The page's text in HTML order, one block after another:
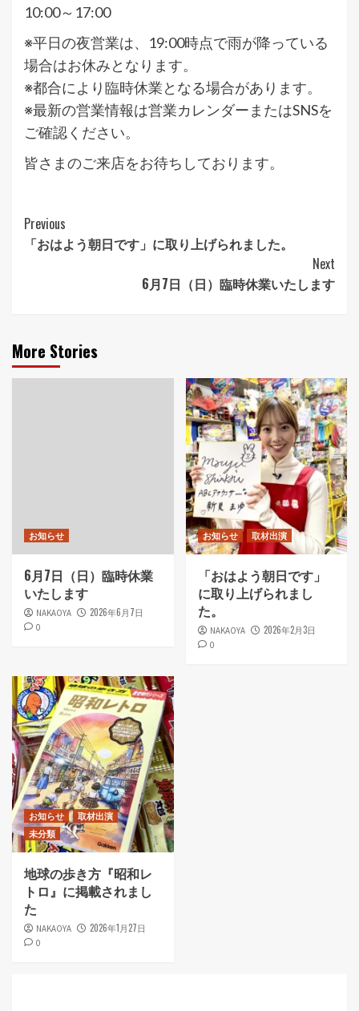
10:00～17:00
※平日の夜営業は、19:00時点で雨が降っている
場合はお休みとなります。
※都合により臨時休業となる場合があります。
※最新の営業情報は営業カレンダーまたはSNSを
ご確認ください。
皆さまのご来店をお待ちしております。
Continue
Reading
Previous
「おはよう朝日です」に取り上げられました。
Next
6月7日（日）臨時休業いたします
More Stories
お知らせ
6月7日（日）臨時休業
いたします
NAKAOYA 2026年6月7日
0
お知らせ 取材出演
「おはよう朝日です」
に取り上げられまし
た。
NAKAOYA 2026年2月3日
0
お知らせ
取材出演
未分類
地球の歩き方『昭和レ
トロ』に掲載されまし
た
NAKAOYA 2026年1月27日
0